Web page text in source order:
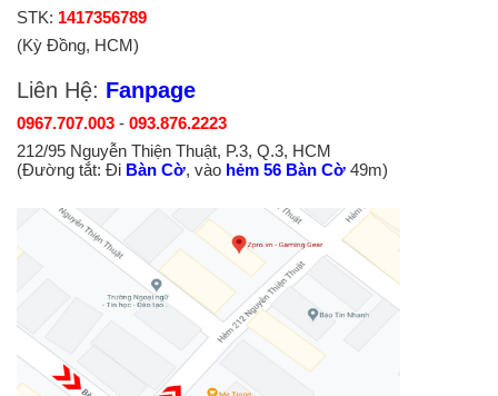
STK: 1417356789
(Kỳ Đồng, HCM)
Liên Hệ: Fanpage
0967.707.003 - 093.876.2223
212/95 Nguyễn Thiện Thuật, P.3, Q.3, HCM
(Đường tắt: Đi Bàn Cờ, vào hẻm 56 Bàn Cờ 49m)